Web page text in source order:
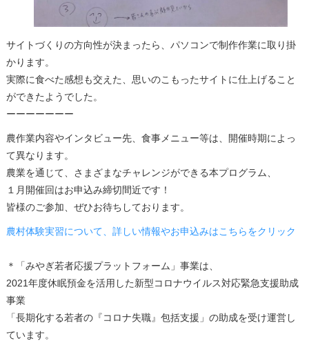
サイトづくりの方向性が決まったら、パソコンで制作作業に取り掛
かります。
実際に食べた感想も交えた、思いのこもったサイトに仕上げること
ができたようでした。
ーーーーーーー
農作業内容やインタビュー先、食事メニュー等は、開催時期によっ
て異なります。
農業を通じて、さまざまなチャレンジができる本プログラム、
１月開催回はお申込み締切間近です！
皆様のご参加、ぜひお待ちしております。
農村体験実習について、詳しい情報やお申込みはこちらをクリック
＊「みやぎ若者応援プラットフォーム」事業は、
2021年度休眠預金を活用した新型コロナウイルス対応緊急支援助成
事業
「長期化する若者の『コロナ失職』包括支援」の助成を受け運営し
ています。